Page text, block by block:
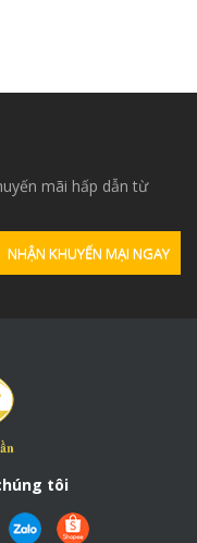
mãi hấp dẫn từ
tôi